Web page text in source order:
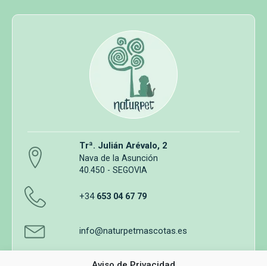
Trª. Julián Arévalo, 2
Nava de la Asunción
40.450 - SEGOVIA
+34 653 04 67 79
info@naturpetmascotas.es